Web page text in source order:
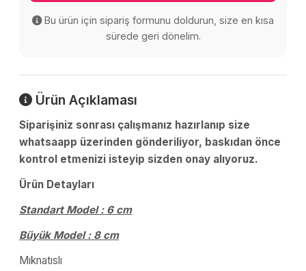
Bu ürün için sipariş formunu doldurun, size en kısa
sürede geri dönelim.
Ürün Açıklaması
Siparişiniz sonrası çalışmanız hazırlanıp size
whatsaapp üzerinden gönderiliyor, baskıdan önce
kontrol etmenizi isteyip sizden onay alıyoruz.
Ürün Detayları
Standart Model : 6 cm
Büyük Model : 8 cm
Mıknatıslı